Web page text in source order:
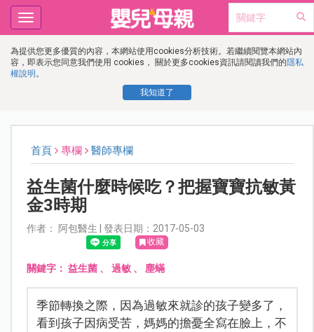
為提供您更多優質的內容，本網站使用cookies分析技術。若繼續閱覽本網站內
容，即表示您同意我們使用 cookies， 關於更多cookies資訊請閱讀我們的隱私
權說明 。
我知道了
Toggle
navigation
首頁 專欄 醫師專欄
益生菌什麼時候吃？把握寶寶抗敏黃
金3時期
作者： 阿包醫生 | 發表日期：2017-05-03
收藏
關鍵字： 益生菌、 過敏、 塵蟎
季節轉換之際，因為過敏來就診的孩子變多了，
看到孩子因病受苦，媽媽的擔憂全寫在臉上，不